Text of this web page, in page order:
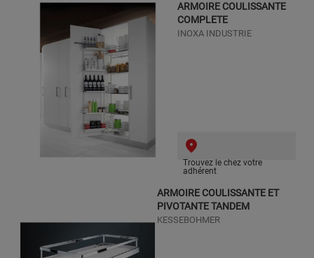
ARMOIRE COULISSANTE
COMPLETE
INOXA INDUSTRIE
Trouvez le chez votre
adhérent
ARMOIRE COULISSANTE ET
PIVOTANTE TANDEM
KESSEBOHMER